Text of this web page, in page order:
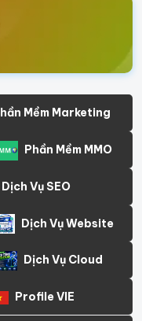
Mềm Marketing
Phần Mềm MMO
Dịch Vụ SEO
Dịch Vụ Website
Dịch Vụ Cloud
Profile VIE